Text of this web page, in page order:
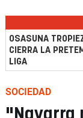
OSASUNA
CIERRA LA
LIGA
SOCIEDAD